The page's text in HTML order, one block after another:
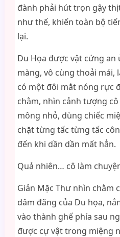
đành phải hút trọn gậy
như thế, khiến toàn bộ
lại.
Du Họa được vật cứng an
màng, vô cùng thoải mái,
có một đôi mắt nóng rực
chằm, nhìn cảnh tượng
mông nhỏ, dùng chiếc
chặt từng tấc từng tấc
đến khi dần dần mất hẳn.
Quả nhiên… cô làm
Giản Mặc Thư nhìn chằm
dâm đãng của Du họa,
vào thành ghế phía sau
được cự vật trong miệng